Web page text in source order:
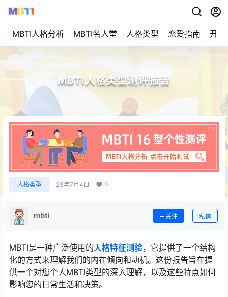
MBTI人格分析 MBTI名人堂 人格类型 恋爱指南 开始
MBTI人格类型测评报告
人格类型 23年7月4日 0
mbti 关注 私信
MBTI是一种广泛使用的人格特征测验，它提供了一个结构
化的方式来理解我们的内在倾向和动机。这份报告旨在提
供一个对您个人MBTI类型的深入理解，以及这些特点如何
影响您的日常生活和决策。